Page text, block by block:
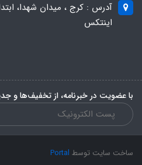
آدرس : کرج ، میدان شهدا،
اینتکس
با عضویت در خبرنامه، از تخفیف‌ها و
ساخت سایت توسط Portal